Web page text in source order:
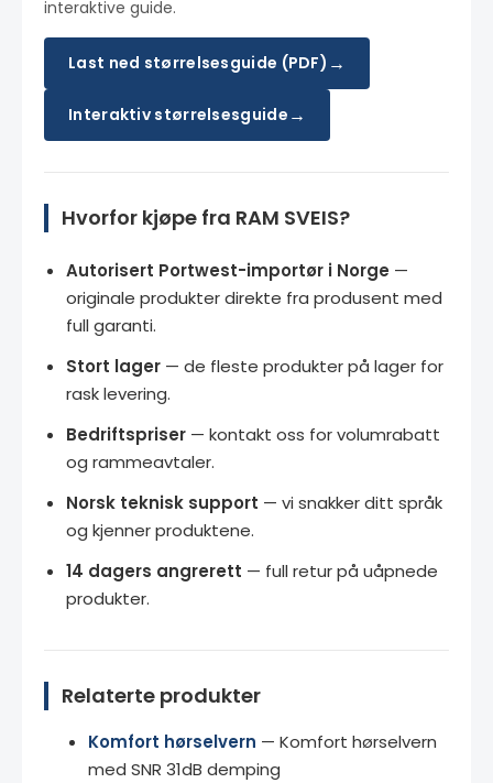
interaktive guide.
Last ned størrelsesguide (PDF) →
Interaktiv størrelsesguide →
Hvorfor kjøpe fra RAM SVEIS?
Autorisert Portwest-importør i Norge —
originale produkter direkte fra produsent med
full garanti.
Stort lager — de fleste produkter på lager for
rask levering.
Bedriftspriser — kontakt oss for volumrabatt
og rammeavtaler.
Norsk teknisk support — vi snakker ditt språk
og kjenner produktene.
14 dagers angrerett — full retur på uåpnede
produkter.
Relaterte produkter
Komfort hørselvern — Komfort hørselvern
med SNR 31dB demping